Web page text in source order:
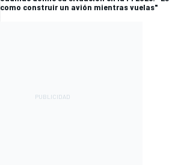
como construir un avión mientras vuelas"